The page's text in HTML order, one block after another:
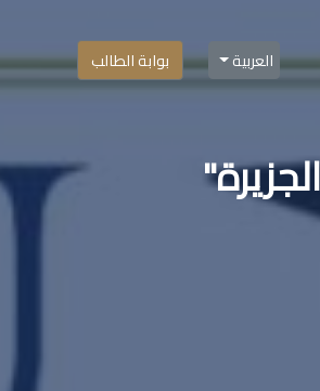
العربية بوابة الطالب